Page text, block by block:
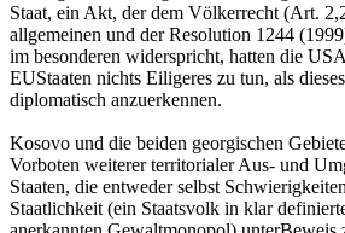
Staat, ein Akt, der dem Völkerrecht (Art.
allgemeinen und der Resolution 1244
im besonderen widerspricht, hatten die
EUStaaten nichts Eiligeres zu tun, als
diplomatisch anzuerkennen.
Kosovo und die beiden georgischen
Vorboten weiterer territorialer Aus- und
Staaten, die entweder selbst
Staatlichkeit (ein Staatsvolk in klar